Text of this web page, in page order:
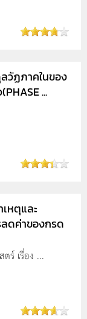
วัฏภาคในของ
...
หตุและ
ลดค่าของกรด
ตร์ เรื่อง ...